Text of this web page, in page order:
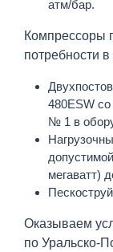
атм/бар.
Компрессоры
потребности
480ESW
№ 1 в
мегаватт)
Оказываем
по Уральско-